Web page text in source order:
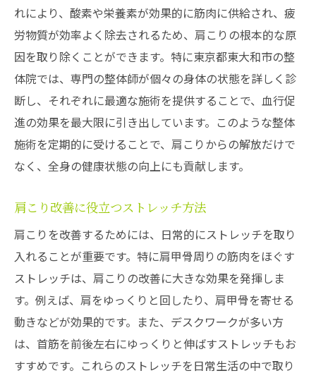
れにより、酸素や栄養素が効果的に筋肉に供給され、疲
労物質が効率よく除去されるため、肩こりの根本的な原
因を取り除くことができます。特に東京都東大和市の整
体院では、専門の整体師が個々の身体の状態を詳しく診
断し、それぞれに最適な施術を提供することで、血行促
進の効果を最大限に引き出しています。このような整体
施術を定期的に受けることで、肩こりからの解放だけで
なく、全身の健康状態の向上にも貢献します。
肩こり改善に役立つストレッチ方法
肩こりを改善するためには、日常的にストレッチを取り
入れることが重要です。特に肩甲骨周りの筋肉をほぐす
ストレッチは、肩こりの改善に大きな効果を発揮しま
す。例えば、肩をゆっくりと回したり、肩甲骨を寄せる
動きなどが効果的です。また、デスクワークが多い方
は、首筋を前後左右にゆっくりと伸ばすストレッチもお
すすめです。これらのストレッチを日常生活の中で取り